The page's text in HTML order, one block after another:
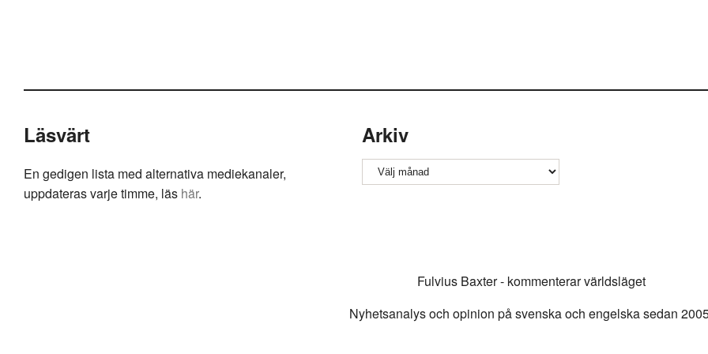
Läsvärt
En gedigen lista med alternativa mediekanaler,
uppdateras varje timme, läs här.
Arkiv
Arkiv
Fulvius Baxter - kommenterar världsläget
Nyhetsanalys och opinion på svenska och engelska sedan